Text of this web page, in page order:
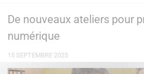
De nouveaux ateliers pour
numérique
15 SEPTEMBRE 2025